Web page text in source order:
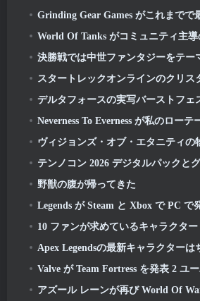
Grinding Gear Games がこれまでで最大規模の Path Of Exile II
World Of Tanks がコミュニティ主導の
決勝戦では中世ファンタジーをテーマにした新しいモー
スタートレックオンラインのクリスタルカオスイベン
デルタフォースの実写バーストフェストトレーラーでWWEのダミアン・プリーストが
Neverness To Everness が私のローテーションに
ヴィジョンズ・オブ・エタニティの物語はギ
テンノコン 2026 デジタルパックとグッズ
野獣の腹が帰ってきた
Legends が Steam と Xbox で PC で
10 ファンが求めているキャラクター 2026 最も多くのマーベルライバ
Apex Legendsの最新キャラクターはちょっと
Valve が Team Fortress を発表 2 ユーバーフェスト ト
アズール レーンが再び World Of